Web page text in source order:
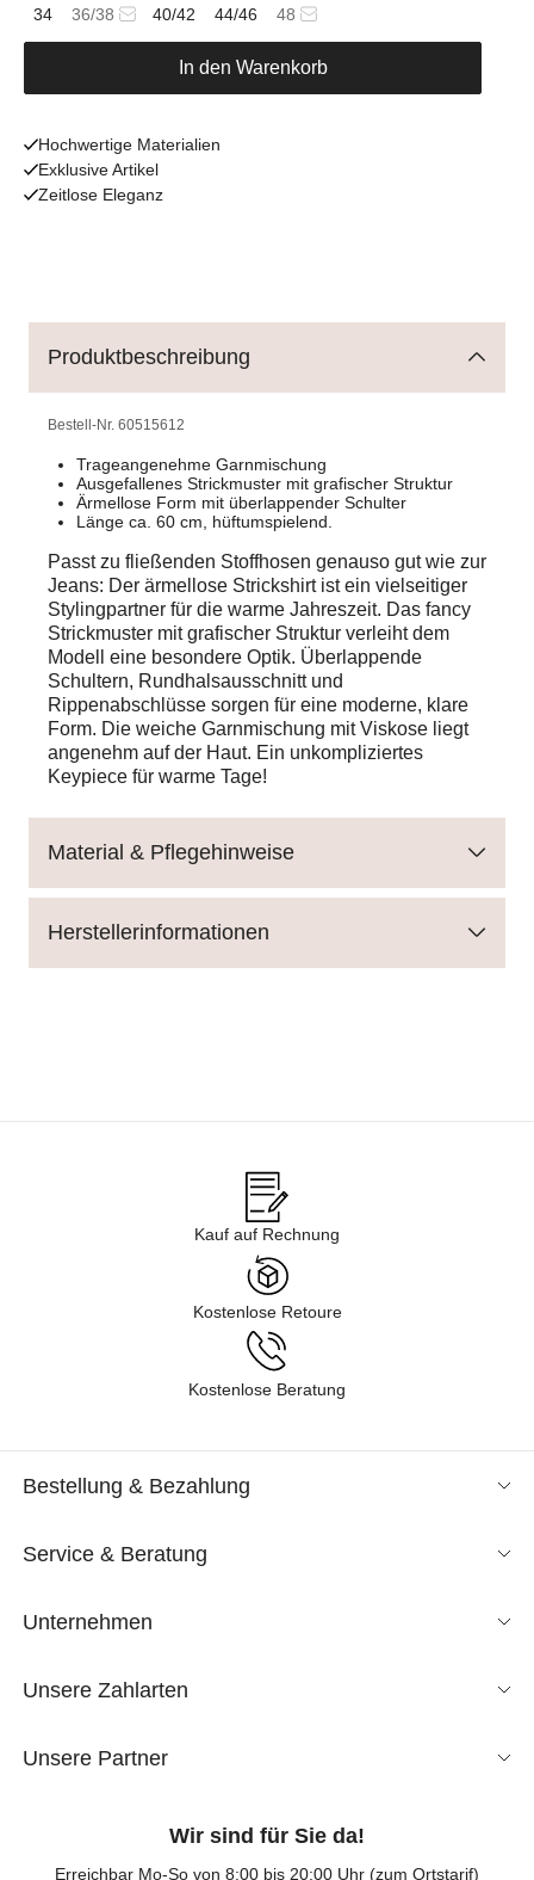
34 36/38 40/42 44/46 48
In den Warenkorb
Hochwertige Materialien
Exklusive Artikel
Zeitlose Eleganz
Produktbeschreibung
Bestell-Nr. 60515612
Trageangenehme Garnmischung
Ausgefallenes Strickmuster mit grafischer Struktur
Ärmellose Form mit überlappender Schulter
Länge ca. 60 cm, hüftumspielend.
Passt zu fließenden Stoffhosen genauso gut wie zur
Jeans: Der ärmellose Strickshirt ist ein vielseitiger
Stylingpartner für die warme Jahreszeit. Das fancy
Strickmuster mit grafischer Struktur verleiht dem
Modell eine besondere Optik. Überlappende
Schultern, Rundhalsausschnitt und
Rippenabschlüsse sorgen für eine moderne, klare
Form. Die weiche Garnmischung mit Viskose liegt
angenehm auf der Haut. Ein unkompliziertes
Keypiece für warme Tage!
Material & Pflegehinweise
Herstellerinformationen
Kauf auf Rechnung
Kostenlose Retoure
Kostenlose Beratung
Bestellung & Bezahlung
Service & Beratung
Unternehmen
Unsere Zahlarten
Unsere Partner
Wir sind für Sie da!
Erreichbar Mo-So von 8:00 bis 20:00 Uhr (zum Ortstarif)